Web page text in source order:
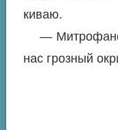
киваю.
—
нас грозный